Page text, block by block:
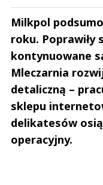
Milkpol
roku. Poprawiły
kontynuowane
Mleczarnia
detaliczną –
sklepu
delikatesów
operacyjny.